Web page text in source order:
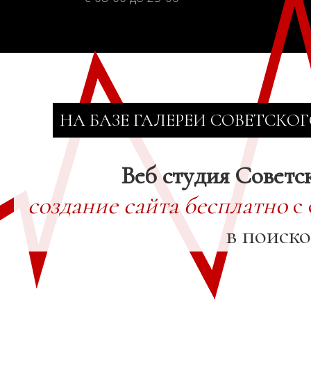
НА БАЗЕ ГАЛЕРЕИ
Веб студия
создание сайта бесплатнос
в